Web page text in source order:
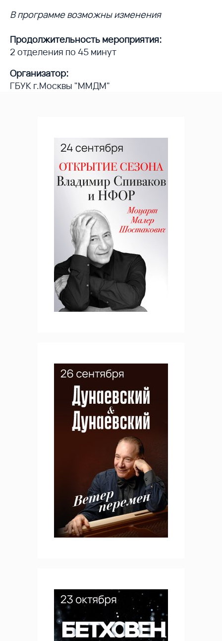
В программе возможны изменения
Продолжительность мероприятия:
2 отделения по 45 минут
Организатор:
ГБУК г.Москвы "ММДМ"